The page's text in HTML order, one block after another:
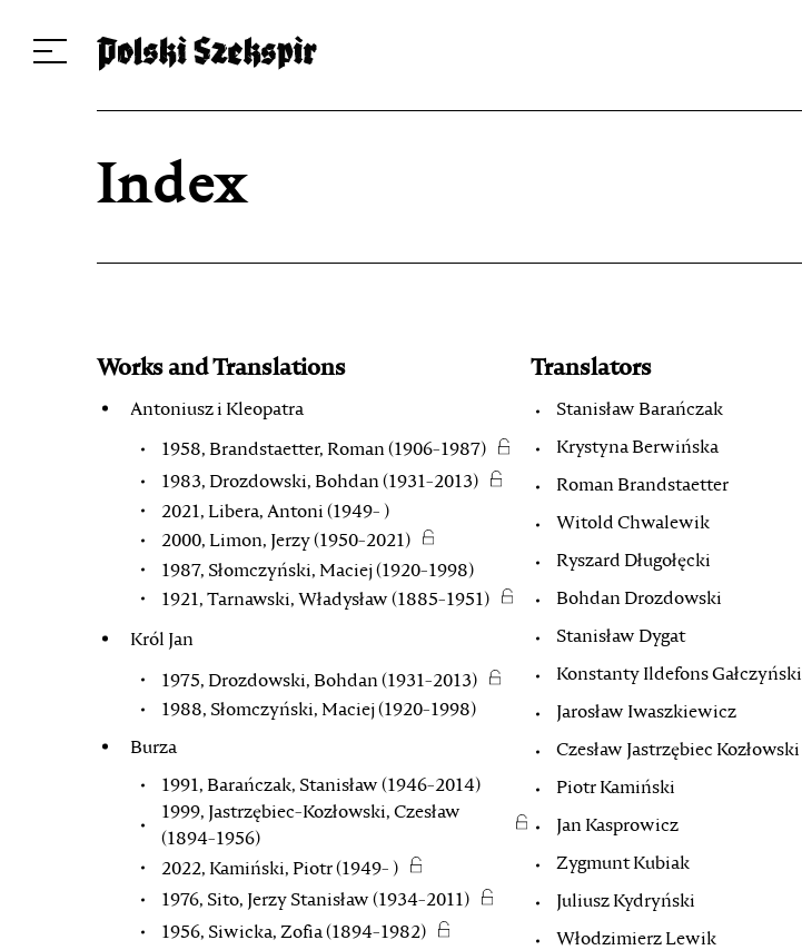
Index
Works and Translations
Antoniusz i Kleopatra
1958, Brandstaetter, Roman (1906-1987)
1983, Drozdowski, Bohdan (1931-2013)
2021, Libera, Antoni (1949- )
2000, Limon, Jerzy (1950-2021)
1987, Słomczyński, Maciej (1920-1998)
1921, Tarnawski, Władysław (1885-1951)
Król Jan
1975, Drozdowski, Bohdan (1931-2013)
1988, Słomczyński, Maciej (1920-1998)
Burza
1991, Barańczak, Stanisław (1946-2014)
1999, Jastrzębiec-Kozłowski, Czesław
(1894-1956)
2022, Kamiński, Piotr (1949- )
1976, Sito, Jerzy Stanisław (1934-2011)
1956, Siwicka, Zofia (1894-1982)
Translators
Stanisław Barańczak
Krystyna Berwińska
Roman Brandstaetter
Witold Chwalewik
Ryszard Długołęcki
Bohdan Drozdowski
Stanisław Dygat
Konstanty Ildefons Gałczyński
Jarosław Iwaszkiewicz
Czesław Jastrzębiec Kozłowski
Piotr Kamiński
Jan Kasprowicz
Zygmunt Kubiak
Juliusz Kydryński
Włodzimierz Lewik